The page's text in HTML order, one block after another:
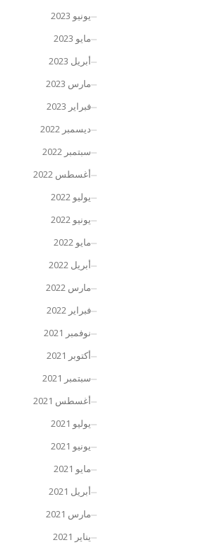
يونيو 2023
مايو 2023
أبريل 2023
مارس 2023
فبراير 2023
ديسمبر 2022
سبتمبر 2022
أغسطس 2022
يوليو 2022
يونيو 2022
مايو 2022
أبريل 2022
مارس 2022
فبراير 2022
نوفمبر 2021
أكتوبر 2021
سبتمبر 2021
أغسطس 2021
يوليو 2021
يونيو 2021
مايو 2021
أبريل 2021
مارس 2021
يناير 2021